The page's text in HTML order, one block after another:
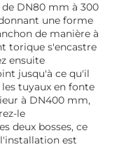
DN80 mm à 300
une forme
de manière à
torique s'encastre
ensuite
jusqu'à ce qu'il
tuyaux en fonte
à DN400 mm,
le
deux bosses, ce
est